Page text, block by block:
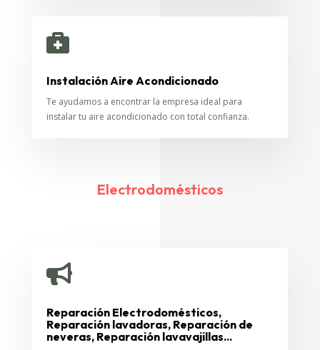

Instalación Aire Acondicionado
Te ayudamos a encontrar la empresa ideal para
instalar tu aire acondicionado con total confianza.
Electrodomésticos

Reparación Electrodomésticos,
Reparación lavadoras, Reparación de
neveras, Reparación lavavajillas...